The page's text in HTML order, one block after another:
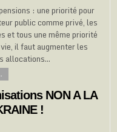
: une priorité pour
public comme privé, les
et tous une même priorité
il faut augmenter les
allocations…
NON A LA
!